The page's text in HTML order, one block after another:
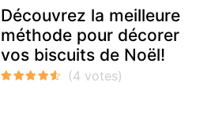
Découvrez la meilleure
méthode pour décorer
vos biscuits de Noël!